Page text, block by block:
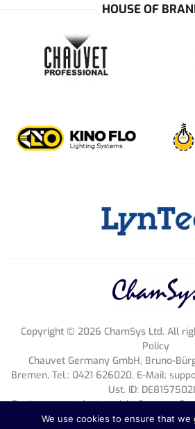
HOUSE OF
Copyright © 2026 ChamSys Ltd. All
Policy
Chauvet Germany GmbH, Bruno-
Bremen, Tel.: 0421 626020, E-Mail:
Ust. ID:
Register court: Amtsgericht Bremen,
HB, Geschäftsführung:
We use cookies to ensure that we